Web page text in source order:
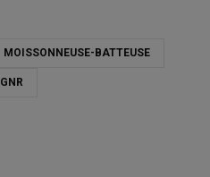
MOISSONNEUSE-BATTEUSE
GNR